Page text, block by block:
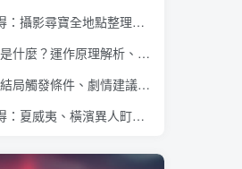
Twitter Blue 訂閱服務重新推出 用 iOS 裝置訂閱月費多 3 美金
人中之龍8攻略心得：攝影尋寶全地點整理、70個夏威夷與40個橫濱拍攝位置圖解
寒流救星白金懷爐是什麼？運作原理解析、相比電暖蛋有哪些優缺點？懷爐挑選方法介紹
九日攻略心得：真結局觸發條件、劇情建議攻略順序、全流程過關整理
人中之龍8攻略心得：夏威夷、橫濱異人町、神室町 全部14位神秘捏捏NPC地圖位置整理